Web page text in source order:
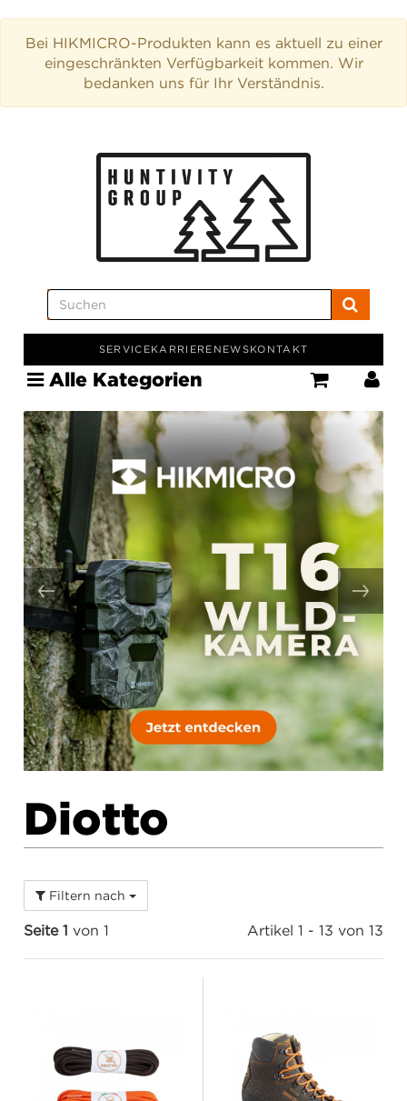
Bei HIKMICRO-Produkten kann es aktuell zu einer
eingeschränkten Verfügbarkeit kommen. Wir
bedanken uns für Ihr Verständnis.
SERVICEKARRIERE NEWSKONTAKT
Alle Kategorien
Diotto
Filtern nach
Seite 1 von 1 Artikel 1 - 13 von 13